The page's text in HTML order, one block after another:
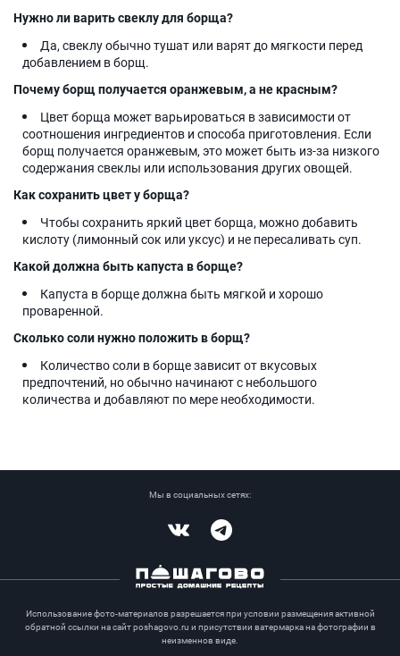
Нужно ли варить свеклу для борща?
Да, свеклу обычно тушат или варят до мягкости перед
добавлением в борщ.
Почему борщ получается оранжевым, а не красным?
Цвет борща может варьироваться в зависимости от
соотношения ингредиентов и способа приготовления. Если
борщ получается оранжевым, это может быть из-за низкого
содержания свеклы или использования других овощей.
Как сохранить цвет у борща?
Чтобы сохранить яркий цвет борща, можно добавить
кислоту (лимонный сок или уксус) и не пересаливать суп.
Какой должна быть капуста в борще?
Капуста в борще должна быть мягкой и хорошо
проваренной.
Сколько соли нужно положить в борщ?
Количество соли в борще зависит от вкусовых
предпочтений, но обычно начинают с небольшого
количества и добавляют по мере необходимости.
Мы в социальных сетях:
Использование фото-материалов разрешается при условии размещения активной
обратной ссылки на сайт poshagovo.ru и присутствии ватермарка на фотографии в
неизменнов виде.